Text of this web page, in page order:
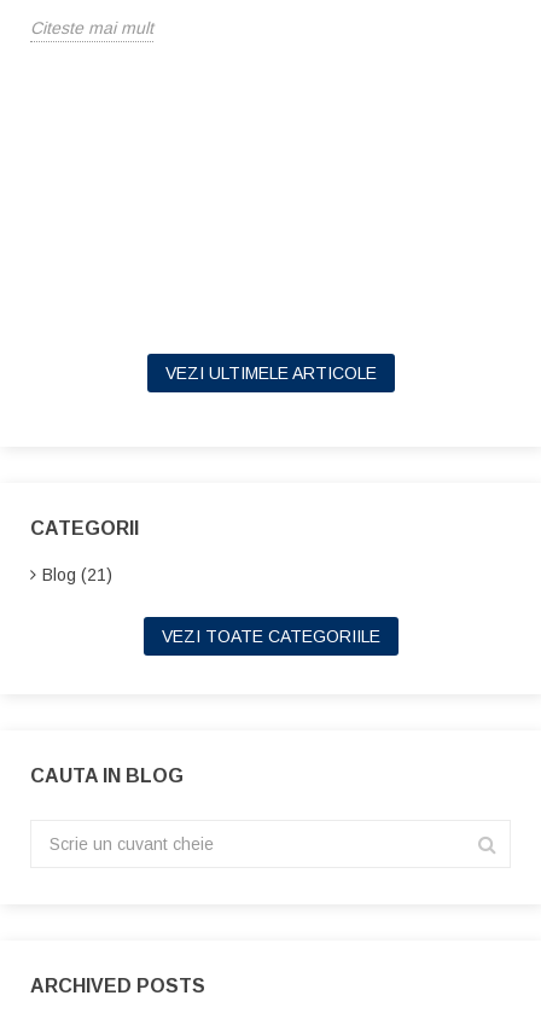
Citeste mai mult
VEZI ULTIMELE ARTICOLE
CATEGORII
Blog (21)
VEZI TOATE CATEGORIILE
CAUTA IN BLOG
ARCHIVED POSTS